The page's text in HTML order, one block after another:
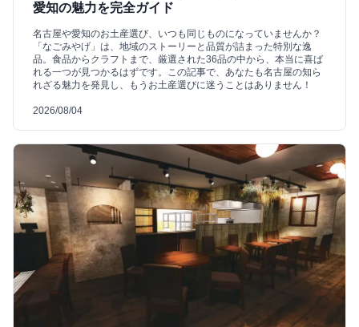
愛知の魅力を完全ガイド
名古屋や愛知のお土産選び、いつも同じものになっていませんか？
「なごみやげ」は、地域のストーリーと品質が詰まった特別な逸
品。食品からクラフトまで、厳選された36品の中から、本当に喜ば
れる一つが見つかるはずです。この記事で、あなたも名古屋の知ら
れざる魅力を発見し、もうお土産選びに迷うことはありません！
2026/08/04